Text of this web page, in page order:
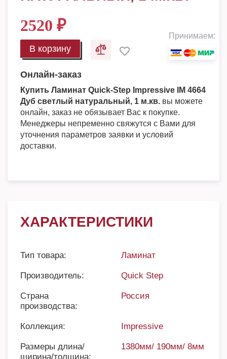
2520 ₽
В корзину
Принимаем:
Онлайн-заказ
Купить Ламинат Quick-Step Impressive IM 4664
Дуб светлый натуральный, 1 м.кв. вы можете
онлайн, заказ не обязывает Вас к покупке.
Менеджеры непременно свяжутся с Вами для
уточнения параметров заявки и условий
доставки.
ХАРАКТЕРИСТИКИ
Тип товара: Ламинат
Производитель: Quick Step
Страна
производства:
Россия
Коллекция: Impressive
Размеры длина/
ширина/толщина:
1380мм/ 190мм/ 8мм